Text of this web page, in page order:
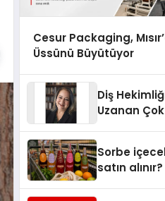
Cesur Packaging,
Üssünü Büyütüyor
Diş
Uzanan
Sorbe
satın alınır?